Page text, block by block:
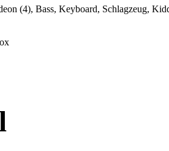
(4), Bass, Keyboard, Schlagzeug,